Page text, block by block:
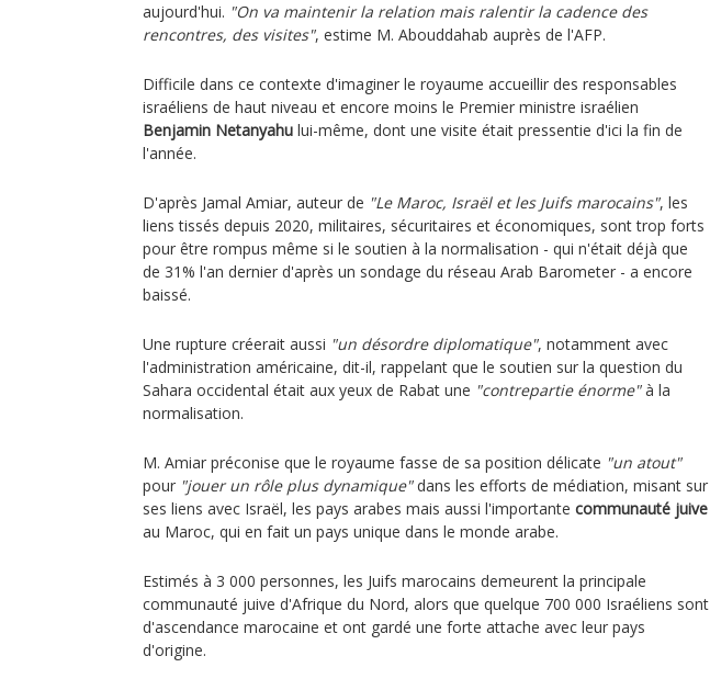
aujourd'hui. "On va maintenir la relation mais ralentir la cadence des
rencontres, des visites", estime M. Abouddahab auprès de l'AFP.
Difficile dans ce contexte d'imaginer le royaume accueillir des responsables
israéliens de haut niveau et encore moins le Premier ministre israélien
Benjamin Netanyahu lui-même, dont une visite était pressentie d'ici la fin de
l'année.
D'après Jamal Amiar, auteur de "Le Maroc, Israël et les Juifs marocains", les
liens tissés depuis 2020, militaires, sécuritaires et économiques, sont trop forts
pour être rompus même si le soutien à la normalisation - qui n'était déjà que
de 31% l'an dernier d'après un sondage du réseau Arab Barometer - a encore
baissé.
Une rupture créerait aussi "un désordre diplomatique", notamment avec
l'administration américaine, dit-il, rappelant que le soutien sur la question du
Sahara occidental était aux yeux de Rabat une "contrepartie énorme"à la
normalisation.
M. Amiar préconise que le royaume fasse de sa position délicate "un atout"
pour "jouer un rôle plus dynamique"dans les efforts de médiation, misant sur
ses liens avec Israël, les pays arabes mais aussi l'importante communauté juive
au Maroc, qui en fait un pays unique dans le monde arabe.
Estimés à 3 000 personnes, les Juifs marocains demeurent la principale
communauté juive d'Afrique du Nord, alors que quelque 700 000 Israéliens sont
d'ascendance marocaine et ont gardé une forte attache avec leur pays
d'origine.